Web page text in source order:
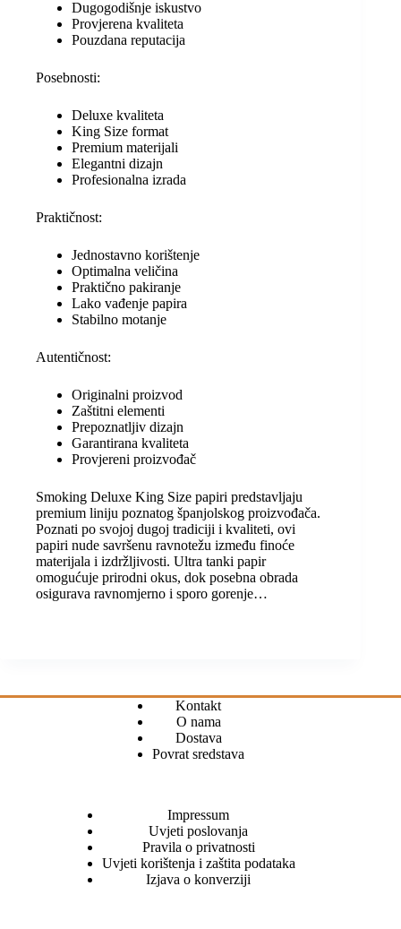
Dugogodišnje iskustvo
Provjerena kvaliteta
Pouzdana reputacija
Posebnosti:
Deluxe kvaliteta
King Size format
Premium materijali
Elegantni dizajn
Profesionalna izrada
Praktičnost:
Jednostavno korištenje
Optimalna veličina
Praktično pakiranje
Lako vađenje papira
Stabilno motanje
Autentičnost:
Originalni proizvod
Zaštitni elementi
Prepoznatljiv dizajn
Garantirana kvaliteta
Provjereni proizvođač
Smoking Deluxe King Size papiri predstavljaju
premium liniju poznatog španjolskog proizvođača.
Poznati po svojoj dugoj tradiciji i kvaliteti, ovi
papiri nude savršenu ravnotežu između finoće
materijala i izdržljivosti. Ultra tanki papir
omogućuje prirodni okus, dok posebna obrada
osigurava ravnomjerno i sporo gorenje…
Kontakt
O nama
Dostava
Povrat sredstava
Impressum
Uvjeti poslovanja
Pravila o privatnosti
Uvjeti korištenja i zaštita podataka
Izjava o konverziji